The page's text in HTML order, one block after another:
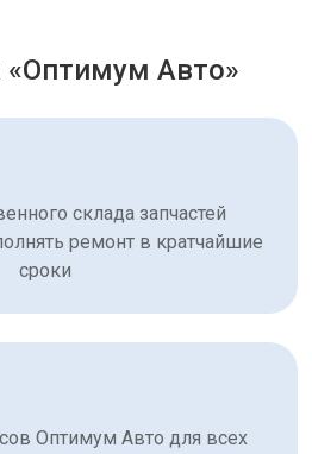
Авто»
склада запчастей
ремонт в кратчайшие
сроки
Оптимум Авто для всех